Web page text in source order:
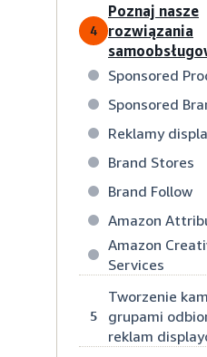
4
Poznaj nasze
rozwiązania
Sponsored
Sponsored
Reklamy
Brand Stores
Brand Follow
Amazon
Amazon
Services
5
Tworzenie
grupami
reklam